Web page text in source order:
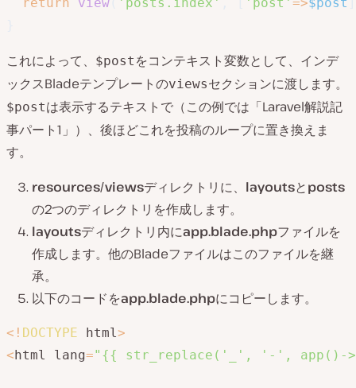
return
view 'posts.index' 'post' =>$post
これによって、 $post をコンテキスト変数として、インデ
ックスBladeテンプレートのviewsセクションに渡します。
$postは表示するテキストで（この例では「Laravel解説記
事パート1」）、後ほどこれを投稿のループに置き換えま
す。
resources/viewsディレクトリに、 layoutsとposts
の2つのディレクトリを作成します。
layoutsディレクトリ内にapp.blade.phpファイルを
作成します。他のBladeファイルはこのファイルを継
承。
以下のコードをapp.blade.phpにコピーします。
< ! DOCTYPE html>
< html lang="{{ str_replace('_', '-', app()-